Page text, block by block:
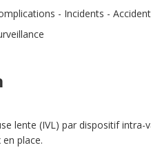
- Incidents -
lente (IVL) par dispositif
place.